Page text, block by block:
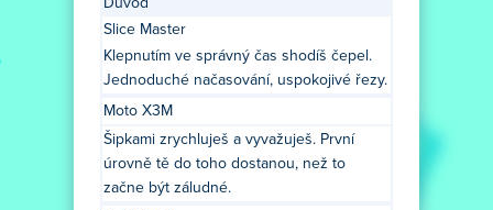
Důvod
Slice Master
Klepnutím ve správný čas shodíš čepel.
Jednoduché načasování, uspokojivé řezy.
Moto X3M
Šipkami zrychluješ a vyvažuješ. První
úrovně tě do toho dostanou, než to
začne být záludné.